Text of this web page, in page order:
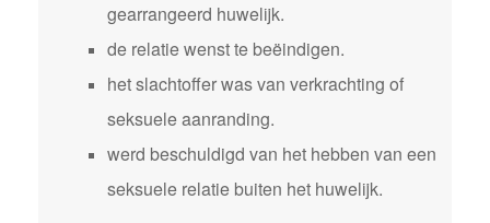
gearrangeerd huwelijk.
de relatie wenst te beëindigen.
het slachtoffer was van verkrachting of
seksuele aanranding.
werd beschuldigd van het hebben van een
seksuele relatie buiten het huwelijk.